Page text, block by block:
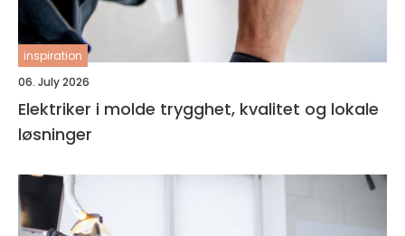
inspiration
06. July 2026
Elektriker i molde trygghet, kvalitet og lokale
løsninger